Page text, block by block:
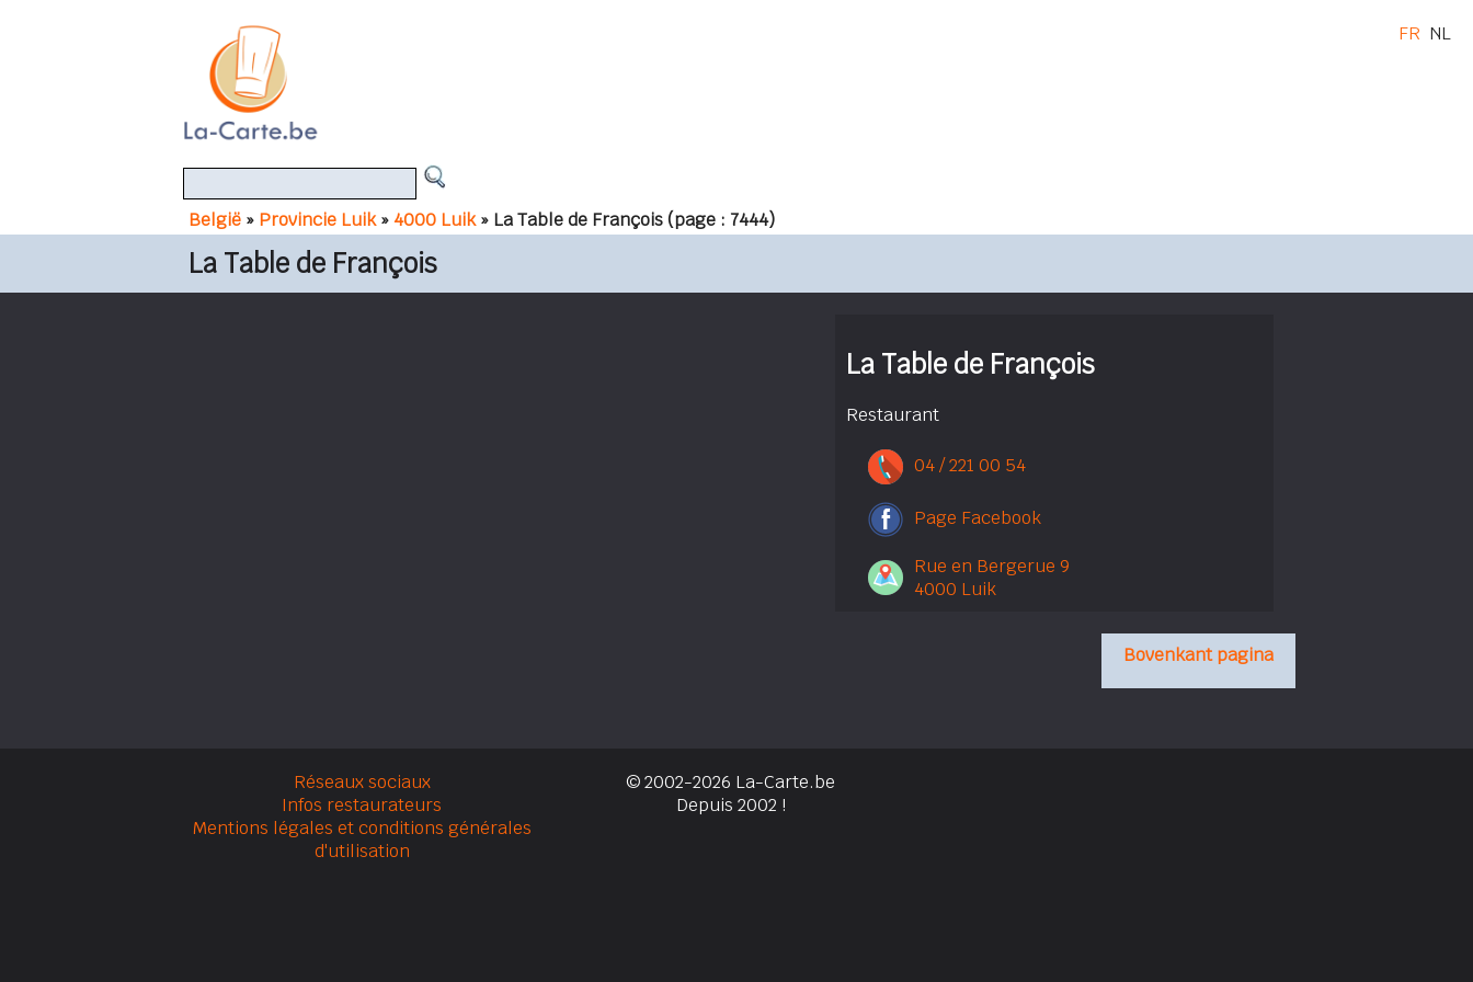
België » Provincie Luik»4000 Luik » La Table de François(page : 7444)
FR NL
La Table de François
La Table de François
Restaurant
04 / 221 00 54
Page Facebook
Rue en Bergerue 9
4000 Luik
Bovenkant pagina
Réseaux sociaux
Infos restaurateurs
Mentions légales et conditions générales
d'utilisation
© 2002-2026 La-Carte.be
Depuis 2002 !